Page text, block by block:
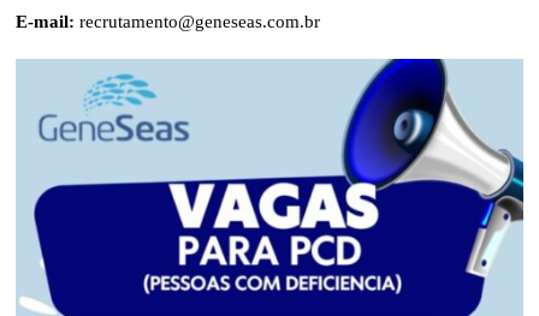
E-mail:recrutamento@geneseas.com.br